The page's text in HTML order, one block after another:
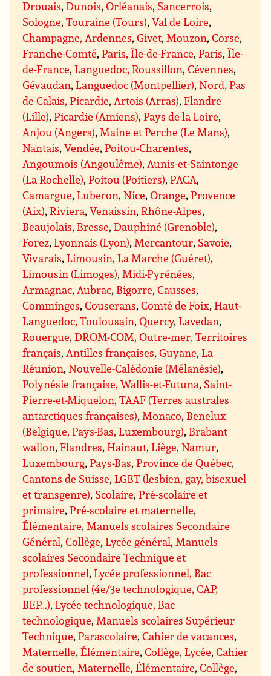
Drouais,Dunois,Orléanais, Sancerrois,
Sologne,Touraine (Tours),Val de Loire,
Champagne, Ardennes,Givet, Mouzon,Corse,
Franche-Comté,Paris, Île-de-France,Paris,Île-
de-France,Languedoc, Roussillon,Cévennes,
Gévaudan,Languedoc (Montpellier),Nord, Pas
de Calais, Picardie, Artois (Arras),Flandre
(Lille),Picardie (Amiens),Pays de la Loire,
Anjou (Angers), Maine et Perche (Le Mans),
Nantais,Vendée,Poitou-Charentes,
Angoumois (Angoulême), Aunis-et-Saintonge
(La Rochelle),Poitou (Poitiers),PACA,
Camargue,Luberon,Nice,Orange,Provence
(Aix),Riviera,Venaissin,Rhône-Alpes,
Beaujolais, Bresse,Dauphiné (Grenoble),
Forez,Lyonnais (Lyon), Mercantour, Savoie,
Vivarais,Limousin,La Marche (Guéret),
Limousin (Limoges), Midi-Pyrénées,
Armagnac, Aubrac, Bigorre,Causses,
Comminges,Couserans,Comté de Foix,Haut-
Languedoc, Toulousain,Quercy,Lavedan,
Rouergue,DROM-COM, Outre-mer, Territoires
français, Antilles françaises,Guyane,La
Réunion,Nouvelle-Calédonie (Mélanésie),
Polynésie française, Wallis-et-Futuna, Saint-
Pierre-et-Miquelon,TAAF (Terres australes
antarctiques françaises), Monaco, Benelux
(Belgique, Pays-Bas, Luxembourg), Brabant
wallon,Flandres,Hainaut,Liège,Namur,
Luxembourg,Pays-Bas,Province de Québec,
Cantons de Suisse,LGBT (lesbien, gay, bisexuel
et transgenre), Scolaire,Pré-scolaire et
primaire,Pré-scolaire et maternelle,
Élémentaire, Manuels scolaires Secondaire
Général,Collège,Lycée général, Manuels
scolaires Secondaire Technique et
professionnel,Lycée professionnel, Bac
professionnel (4e/3e technologique, CAP,
BEP…),Lycée technologique, Bac
technologique, Manuels scolaires Supérieur
Technique,Parascolaire,Cahier de vacances,
Maternelle,Élémentaire,Collège,Lycée,Cahier
de soutien, Maternelle,Élémentaire,Collège,